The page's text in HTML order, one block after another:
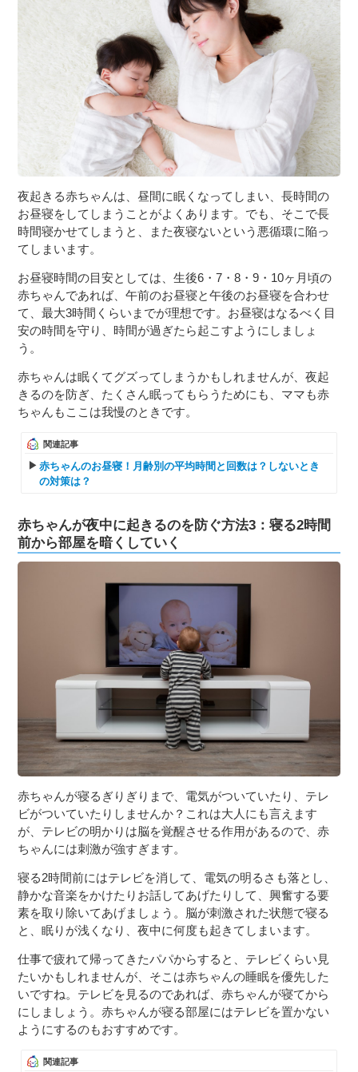
夜起きる赤ちゃんは、昼間に眠くなってしまい、長時間の
お昼寝をしてしまうことがよくあります。でも、そこで長
時間寝かせてしまうと、また夜寝ないという悪循環に陥っ
てしまいます。
お昼寝時間の目安としては、生後6・7・8・9・10ヶ月頃の
赤ちゃんであれば、午前のお昼寝と午後のお昼寝を合わせ
て、最大3時間くらいまでが理想です。お昼寝はなるべく目
安の時間を守り、時間が過ぎたら起こすようにしましょ
う。
赤ちゃんは眠くてグズってしまうかもしれませんが、夜起
きるのを防ぎ、たくさん眠ってもらうためにも、ママも赤
ちゃんもここは我慢のときです。
関連記事
赤ちゃんのお昼寝！月齢別の平均時間と回数は？しないとき
の対策は？
赤ちゃんが夜中に起きるのを防ぐ方法3：寝る2時間
前から部屋を暗くしていく
赤ちゃんが寝るぎりぎりまで、電気がついていたり、テレ
ビがついていたりしませんか？これは大人にも言えます
が、テレビの明かりは脳を覚醒させる作用があるので、赤
ちゃんには刺激が強すぎます。
寝る2時間前にはテレビを消して、電気の明るさも落とし、
静かな音楽をかけたりお話してあげたりして、興奮する要
素を取り除いてあげましょう。脳が刺激された状態で寝る
と、眠りが浅くなり、夜中に何度も起きてしまいます。
仕事で疲れて帰ってきたパパからすると、テレビくらい見
たいかもしれませんが、そこは赤ちゃんの睡眠を優先した
いですね。テレビを見るのであれば、赤ちゃんが寝てから
にしましょう。赤ちゃんが寝る部屋にはテレビを置かない
ようにするのもおすすめです。
関連記事